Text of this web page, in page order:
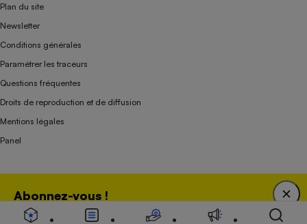
Abonnez-vous !
Bénéficiez d'une expertise unique tout en soutenant
Plan du site
Newsletter
Conditions générales
Paramétrer les traceurs
Questions fréquentes
Droits de reproduction et de diffusion
Mentions légales
Panel
Association indépendante de l’État, des syndicats, des producteurs et des
distributeurs depuis 1951.